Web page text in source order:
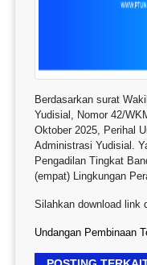
Berdasarkan surat
Yudisial, Nomor 42/
Oktober 2025, Perihal
Administrasi Yudisial.
Pengadilan Tingkat
(empat) Lingkungan
Silahkan download link
Undangan Pembinaan